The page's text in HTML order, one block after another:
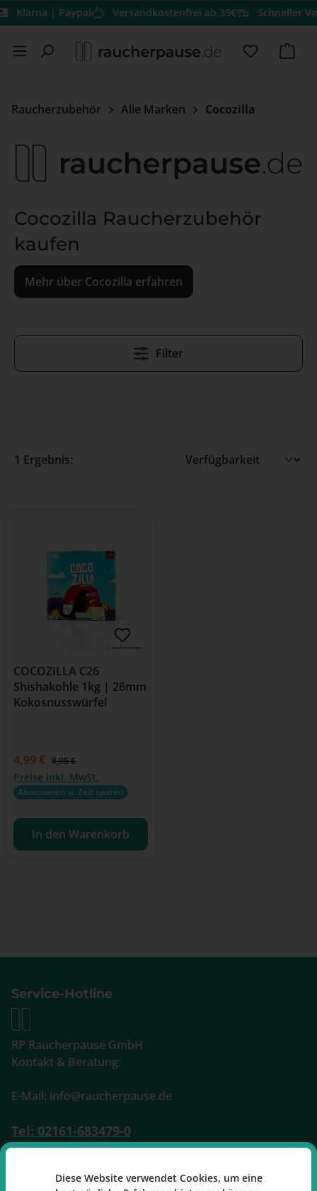
Zum Hauptinhalt springen
Klarna | Paypal Versandkostenfrei ab 39€ Schneller
Du hast
Raucherzubehör Alle Marken Cocozilla
Cocozilla Raucherzubehör
kaufen
Mehr über Cocozilla erfahren
Filter
1 Ergebnis:
COCOZILLA C26
Shishakohle 1kg | 26mm
Kokosnusswürfel
Verkaufspreis:
4,99 € Regulärer Preis:
8,95 €
Preise inkl. MwSt.
Abonnieren u. Zeit sparen
In den Warenkorb
Service-Hotline
RP Raucherpause GmbH
Kontakt & Beratung:
E-Mail: info@raucherpause.de
Tel: 02161-683479-0
Mo-Fr: 09:00 - 17:00 Uhr
Diese Website verwendet Cookies, um eine